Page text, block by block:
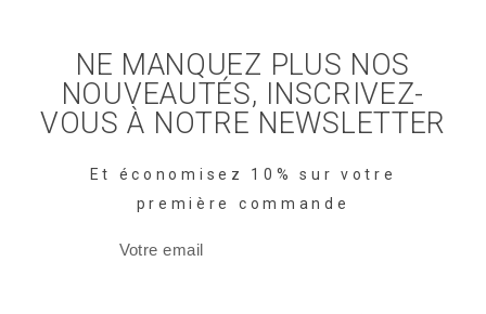
NE MANQUEZ PLUS NOS
NOUVEAUTÉS, INSCRIVEZ-
VOUS À NOTRE NEWSLETTER
Et économisez 10% sur votre
première commande